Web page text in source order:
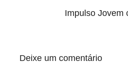
e
Impulso Jovem
Deixe um comentário